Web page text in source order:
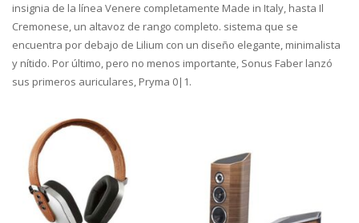
insignia de la línea Venere completamente Made in Italy, hasta Il
Cremonese, un altavoz de rango completo. sistema que se
encuentra por debajo de Lilium con un diseño elegante, minimalista
y nítido. Por último, pero no menos importante, Sonus Faber lanzó
sus primeros auriculares, Pryma 0|1.